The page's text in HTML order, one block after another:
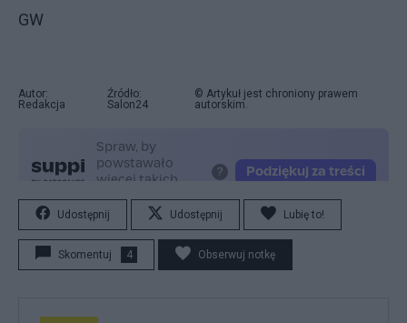
GW
Autor:
Redakcja
Źródło:
Salon24
© Artykuł jest chroniony prawem
autorskim.
Udostępnij Udostępnij Lubię to!
Skomentuj 4 Obserwuj notkę